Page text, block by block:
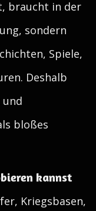
braucht in der
sondern
Spiele,
Deshalb
bloßes
kannst
Kriegsbasen,